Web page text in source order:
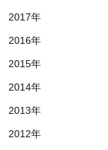
2017年
2016年
2015年
2014年
2013年
2012年